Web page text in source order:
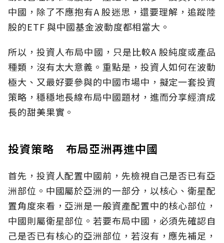
中國，除了不應抱有A 股迷思，還要理解，追蹤陸
股的ETF 與中國基金波動度都相當大。
所以，投資人布局中國，只是比較A 股純度或產品
種類，沒有太大意義。重點是，投資人如何在波動
極大、又最好要參與的中國市場中，擬定一套投資
策略，穩穩地長線布局中國題材，進而分享經濟成
長的甜美果實。
投資策略 布局亞洲再進中國
首先，投資人配置中國前，先檢視自己是否已有亞
洲部位。中國屬於亞洲的一部分，以核心、衛星配
置角度來看，亞洲是一般資產配置中的核心部位，
中國則屬衛星部位。若要布局中國，必須先確認自
己是否已有核心的亞洲部位，若沒有，應先補足，